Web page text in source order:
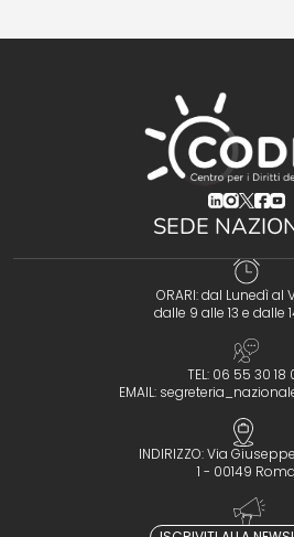
(opens
(opens
SEDE
ORARI: dal Lunedì al
dalle 9 alle 13 e dalle
TEL: 06 55 30 18
EMAIL:
INDIRIZZO: Via
1 - 00149 Roma